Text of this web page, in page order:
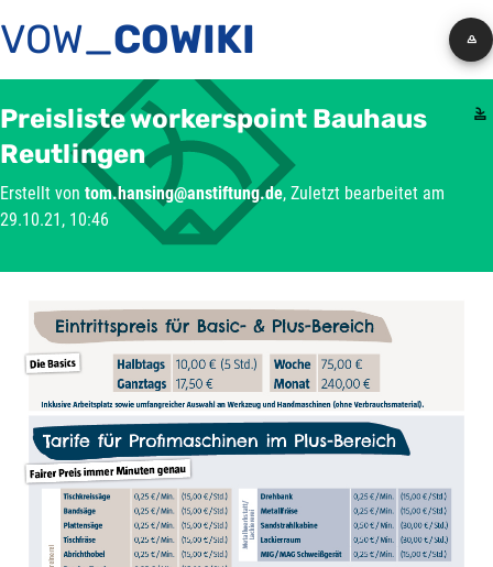
VOW_COWIKI
Preisliste workerspoint Bauhaus
Reutlingen
Erstellt von tom.hansing@anstiftung.de, Zuletzt bearbeitet am
29.10.21, 10:46